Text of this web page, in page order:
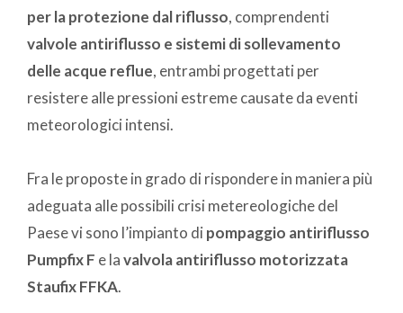
per la protezione dal riflusso, comprendenti
valvole antiriflusso e sistemi di sollevamento
delle acque reflue, entrambi progettati per
resistere alle pressioni estreme causate da eventi
meteorologici intensi.
Fra le proposte in grado di rispondere in maniera più
adeguata alle possibili crisi metereologiche del
Paese vi sono l’impianto di pompaggio antiriflusso
Pumpfix F e lavalvola antiriflusso motorizzata
Staufix FFKA.